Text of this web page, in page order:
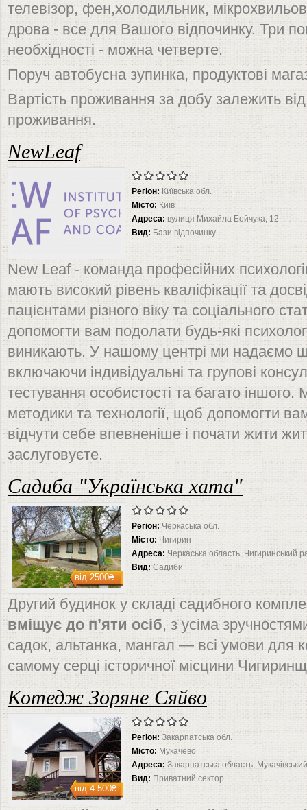
телевізор, фен,холодильник,
дрова - все для Вашого відпочинку. Три
необхідності - можна четверте.
Поруч автобусна зупинка, продуктові
Вартість проживання за добу залежить від
проживання.
NewLeaf
Регіон:Київська обл.
Місто: Київ
Адреса:вулиця Михайла Бойчука, 12
Вид: Бази відпочинку
New Leaf - команда професійних
мають високий рівень кваліфікації та
пацієнтами різного віку та соціального
допомогти вам подолати будь-які
виникають. У нашому центрі ми надаємо
включаючи індивідуальні та групові
тестування особистості та багато іншого.
методики та технології, щоб допомогти
відчути себе впевненіше і почати жити
заслуговуєте.
Садиба "Українська хата"
від2500₴
Регіон:Черкаська обл.
Місто: Чигирин
Адреса: Черкаська область, Чигиринський
Вид:Садиби
Другий будинок у складі садибного
вміщує до п’яти осіб, з усіма
садок, альтанка, мангал — всі умови для
самому серці історичної місцини
Котедж Зоряне Сяйво
від4 500₴
Регіон:Закарпатська обл.
Місто: Мукачево
Адреса: Закарпатська область,
Вид: Приватний сектор